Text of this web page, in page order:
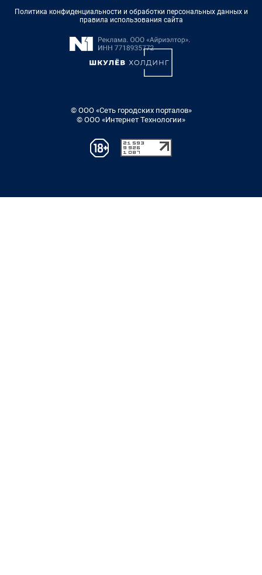
Политика конфиденциальности и обработки персональных данных и
правила использования сайта
© ООО «Сеть городских порталов»
© ООО «Интернет Технологии»